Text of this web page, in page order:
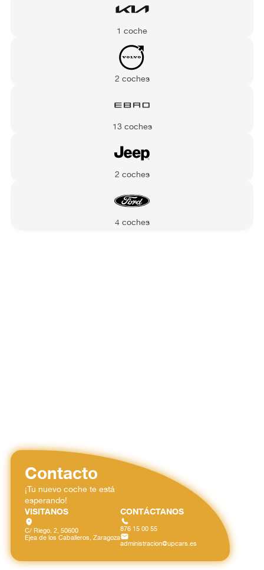
1 coche
2 coches
13 coches
2 coches
4 coches
Contacto
¡Tu nuevo coche te está
esperando!
VISITANOS
C/ Riego, 2, 50600
Ejea de los Caballeros, Zaragoza
CONTÁCTANOS
876 15 00 55
administracion@upcars.es